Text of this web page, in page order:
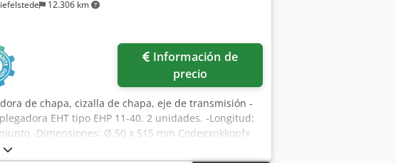
12.306 km
precio
de chapa, cizalla de chapa, eje de transmisión -
EHT tipo EHP 11-40. 2 unidades. -Longitud:
-Dimensiones: Ø 50 x 515 mm Codegxnkkopfx